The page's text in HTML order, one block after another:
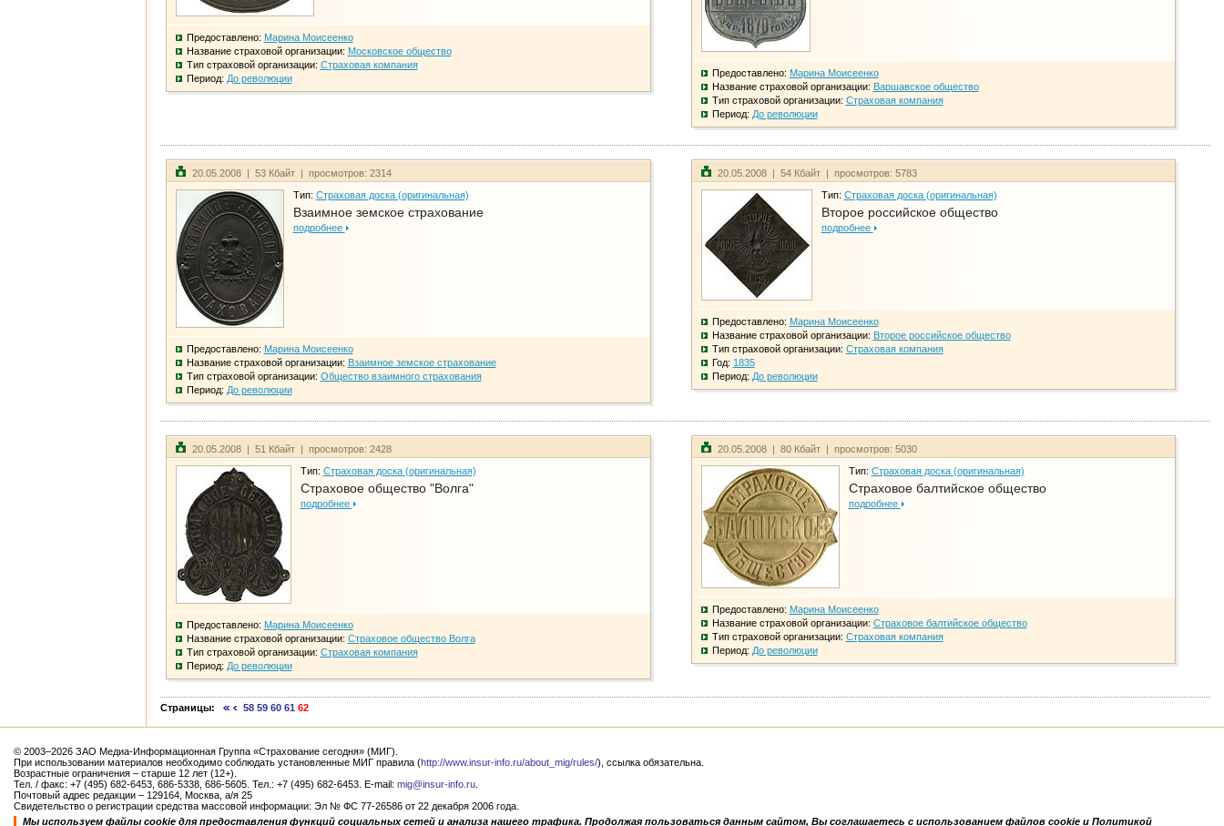
Предоставлено: Марина Моисеенко
Название страховой организации: Московское общество
Тип страховой организации: Страховая компания
Период: До революции Предоставлено: Марина Моисеенко
Название страховой организации: Варшавское общество
Тип страховой организации: Страховая компания
Период: До революции
20.05.2008 | 53 Кбайт | просмотров: 2314
Тип: Страховая доска (оригинальная)
Взаимное земское страхование
подробнее
Предоставлено: Марина Моисеенко
Название страховой организации: Взаимное земское страхование
Тип страховой организации: Общество взаимного страхования
Период: До революции
20.05.2008 | 54 Кбайт | просмотров: 5783
Тип: Страховая доска (оригинальная)
Второе российское общество
подробнее
Предоставлено: Марина Моисеенко
Название страховой организации: Второе российское общество
Тип страховой организации: Страховая компания
Год: 1835
Период: До революции
20.05.2008 | 51 Кбайт | просмотров: 2428
Тип: Страховая доска (оригинальная)
Страховое общество "Волга"
подробнее
Предоставлено: Марина Моисеенко
Название страховой организации: Страховое общество Волга
Тип страховой организации: Страховая компания
Период: До революции
20.05.2008 | 80 Кбайт | просмотров: 5030
Тип: Страховая доска (оригинальная)
Страховое балтийское общество
подробнее
Предоставлено: Марина Моисеенко
Название страховой организации: Страховое балтийское общество
Тип страховой организации: Страховая компания
Период: До революции
Страницы: 58 59 60 61 62
© 2003–2026 ЗАО Медиа-Информационная Группа «Страхование сегодня» (МИГ).
При использовании материалов необходимо соблюдать установленные МИГ правила (http://www.insur-info.ru/about_mig/rules/), ссылка обязательна.
Возрастные ограничения – старше 12 лет (12+).
Тел. / факс: +7 (495) 682-6453, 686-5338, 686-5605. Тел.: +7 (495) 682-6453. E-mail: mig@insur-info.ru
Почтовый адрес редакции – 129164, Москва, а/я 25
Свидетельство о регистрации средства массовой информации: Эл № ФС 77-26586 от 22 декабря 2006 года.
Мы используем файлы cookie для предоставления функций социальных сетей и анализа нашего трафика. Продолжая пользоваться данным сайтом, Вы соглашаетесь с использованием файлов cookie и Политикой